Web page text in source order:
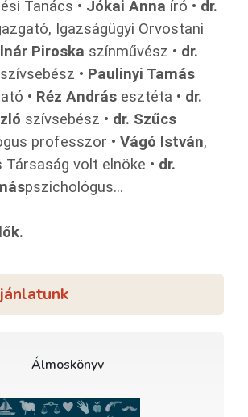
Tanács • Jókai Anna író • dr.
Igazságügyi Orvostani
Piroska színművész • dr.
szívsebész • Paulinyi Tamás
• Réz András esztéta • dr.
szívsebész • dr. Szűcs
professzor • Vágó István,
Társaság volt elnöke • dr.
pszichológus...
Álmoskönyv